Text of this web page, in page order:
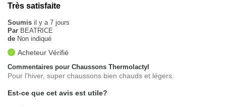
Très satisfaite
Soumis il y a 7 jours
Par BEATRICE
de Non indiqué
Acheteur Vérifié
Commentaires pour Chaussons Thermolactyl
Pour l'hiver, super chaussons bien chauds et légers.
Est-ce que cet avis est utile?